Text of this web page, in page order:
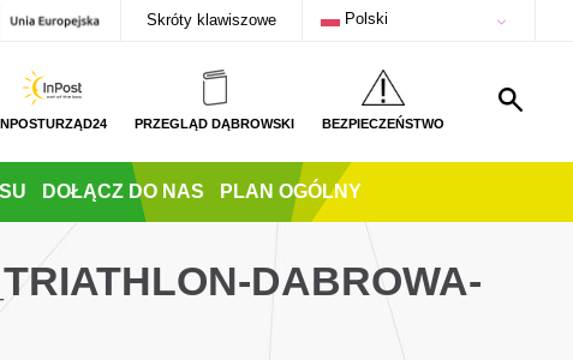
Skróty klawiszowe Polski
PRZEGLĄD DĄBROWSKI BEZPIECZEŃSTWO
DOŁĄCZ DO NAS PLAN OGÓLNY
DABROWA-